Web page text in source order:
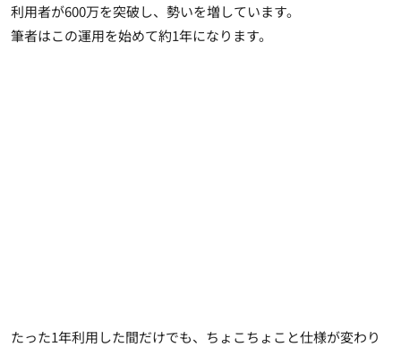
利用者が600万を突破し、勢いを増しています。
筆者はこの運用を始めて約1年になります。
たった1年利用した間だけでも、ちょこちょこと仕様が変わり